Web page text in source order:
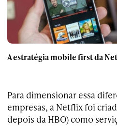
A estratégia mobile first da
Para dimensionar essa
empresas, a Netflix foi
depois da HBO) como